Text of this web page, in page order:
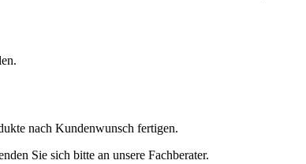
nach Kundenwunsch fertigen.
Sie sich bitte an unsere Fachberater.